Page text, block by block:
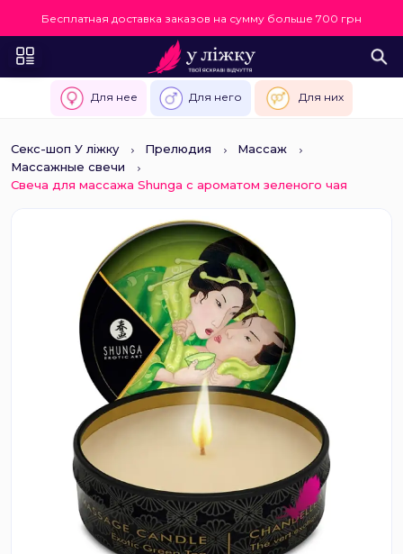
Бесплатная доставка заказов на сумму больше 700 грн
Для нее Для него Для них
Секс-шоп У ліжку Прелюдия
Массаж
Массажные свечи
Свеча для массажа Shunga с ароматом зеленого чая